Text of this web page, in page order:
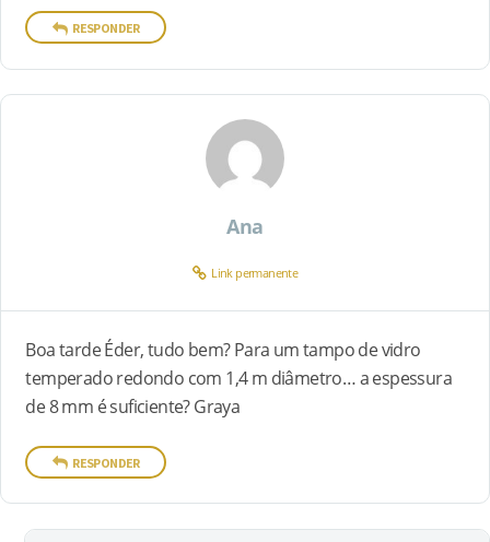
RESPONDER
Ana
Link permanente
Boa tarde Éder, tudo bem? Para um tampo de vidro
temperado redondo com 1,4 m diâmetro… a espessura
de 8 mm é suficiente? Graya
RESPONDER